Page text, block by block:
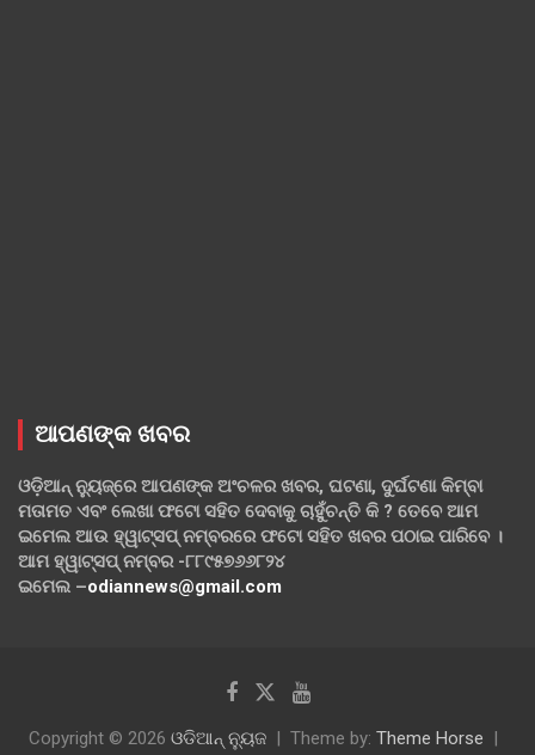
ଆପଣଙ୍କ ଖବର
ଓଡ଼ିଆନ୍ ନ୍ୟୁଜ୍‌ରେ ଆପଣଙ୍କ ଅଂଚଳର ଖବର, ଘଟଣା, ଦୁର୍ଘଟଣା କିମ୍ବା
ମତାମତ ଏବଂ ଲେଖା ଫଟୋ ସହିତ ଦେବାକୁ ଚାହୁଁଚନ୍ତି କି ? ତେବେ ଆମ
ଇମେଲ ଆଉ ହ୍ୱାଟ୍‌ସପ୍ ନମ୍ବରରେ ଫଟୋ ସହିତ ଖବର ପଠାଇ ପାରିବେ ।
ଆମ ହ୍ୱାଟ୍‌ସପ୍ ନମ୍ବର -୮୮୯୫୭୬୬୮୨୪
ଇମେଲ –odiannews@gmail.com
Copyright © 2026 ଓଡିଆନ୍ ନ୍ୟୁଜ Theme by: Theme Horse